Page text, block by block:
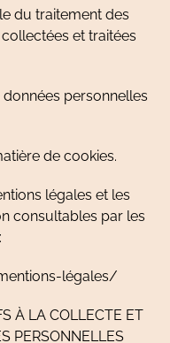
du traitement des
et traitées
personnelles
de cookies.
légales et les
consultables par les
légales/
À LA COLLECTE ET
PERSONNELLES